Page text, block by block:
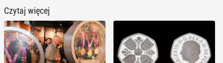
Czytaj więcej